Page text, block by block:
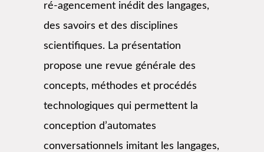
ré-agencement inédit des langages,
des savoirs et des disciplines
scientifiques. La présentation
propose une revue générale des
concepts, méthodes et procédés
technologiques qui permettent la
conception d’automates
conversationnels imitant les langages,